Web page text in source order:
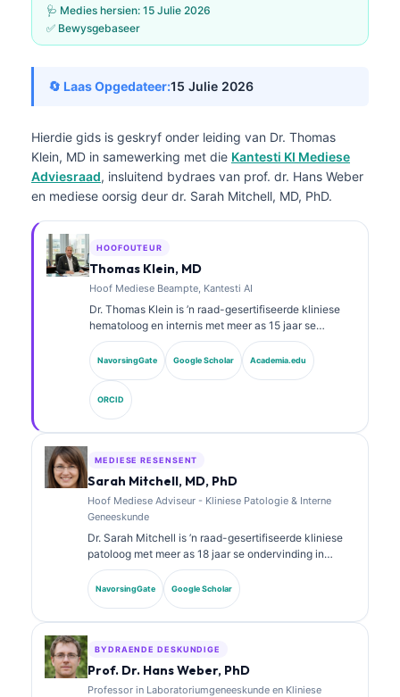
🩺 Medies hersien: 15 Julie 2026
✅ Bewysgebaseer
🔄 Laas Opgedateer:15 Julie 2026
Hierdie gids is geskryf onder leiding van Dr. Thomas
Klein, MD in samewerking met die Kantesti KI Mediese
Adviesraad, insluitend bydraes van prof. dr. Hans Weber
en mediese oorsig deur dr. Sarah Mitchell, MD, PhD.
HOOFOUTEUR
Thomas Klein, MD
Hoof Mediese Beampte, Kantesti AI
Dr. Thomas Klein is ’n raad-gesertifiseerde kliniese
hematoloog en internis met meer as 15 jaar se
ondervinding in laboratoriumgeneeskunde en KI-
ondersteunde kliniese analise. As Hoof Mediese
Beampte by Kantesti AI verskaf hy kliniese toesig oor
die mediese akkuraatheid van die eie neurale
netwerk. Dr. Klein het uitgebreid gepubliseer oor
biomerkeraanpassing en laboratoriumdiagnostiek oor
laboratoriumgeneeskunde-onderwerpe.
NavorsingGate Google Scholar Academia.edu
ORCID
MEDIESE RESENSENT
Sarah Mitchell, MD, PhD
Hoof Mediese Adviseur - Kliniese Patologie & Interne
Geneeskunde
Dr. Sarah Mitchell is ’n raad-gesertifiseerde kliniese
patoloog met meer as 18 jaar se ondervinding in
laboratoriumgeneeskunde en diagnostiese analise.
Sy het spesialissertifisering in kliniese chemie en het
uitgebreid gepubliseer oor biomerkerpanele en
NavorsingGate Google Scholar
BYDRAENDE DESKUNDIGE
Prof. Dr. Hans Weber, PhD
Professor in Laboratoriumgeneeskunde en Kliniese